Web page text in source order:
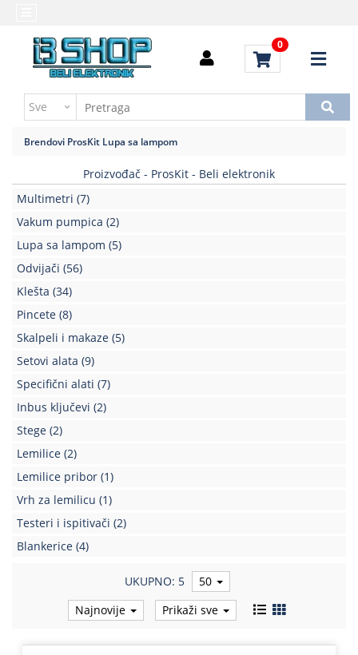
0
Baterija,punjač
Elektromehaničke
komponente
Elektronske
komponente
aktivne
Elektronske
komponente
pasivne
Kablovi
priključci
tehnika
Poslovna
Strujni
Brendovi
Uputstvo
kupovinu
slanja
Brendovi ProsKit Lupa sa lampom
Proizvođač - ProsKit - Beli elektronik
Multimetri (7)
Vakum pumpica (2)
Lupa sa lampom (5)
Odvijači (56)
Klešta (34)
Pincete (8)
Skalpeli i makaze (5)
Setovi alata (9)
Specifični alati (7)
Inbus ključevi (2)
Stege (2)
Lemilice (2)
Lemilice pribor (1)
Vrh za lemilicu (1)
Testeri i ispitivači (2)
Blankerice (4)
UKUPNO: 5
50
Najnovije
Prikaži sve